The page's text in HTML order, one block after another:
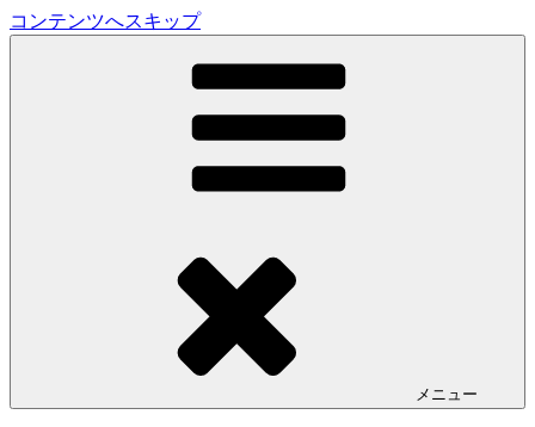
コンテンツへスキップ
LA VILLA ROUGE Blog
メニュー